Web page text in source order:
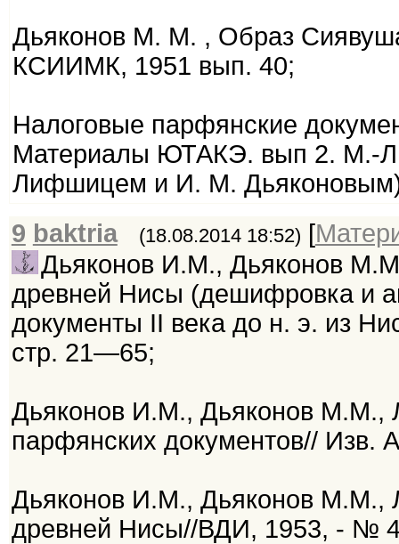
Дьяконов М. М. , Образ
КСИИМК, 1951 вып. 40;
Налоговые парфянские
Материалы ЮТАКЭ. вып 2. М.-
Лифшицем и И. М.
9 baktria (18.08.2014 18:52) [
Дьяконов И.М., Дьяконов
древней Нисы (дешифровка и
документы II века до н. э. из
стр. 21—65;
Дьяконов И.М., Дьяконов М.М.,
парфянских документов//
Дьяконов И.М., Дьяконов М.М.,
древней Нисы//ВДИ, 1953, - №